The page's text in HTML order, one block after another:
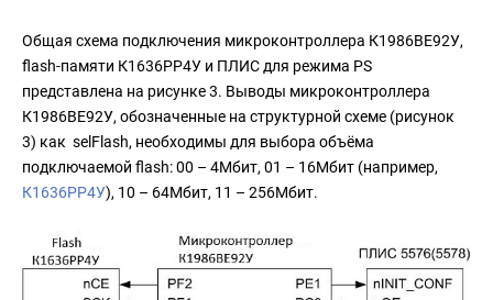
Общая схема подключения микроконтроллера К1986ВЕ92У,
flash-памяти К1636РР4У и ПЛИС для режима PS
представлена на рисунке 3. Выводы микроконтроллера
К1986ВЕ92У, обозначенные на структурной схеме (рисунок
3) как selFlash, необходимы для выбора объёма
подключаемой flash: 00 – 4Мбит, 01 – 16Мбит (например,
К1636РР4У), 10 – 64Мбит, 11 – 256Mбит.